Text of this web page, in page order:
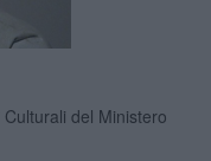
del Ministero